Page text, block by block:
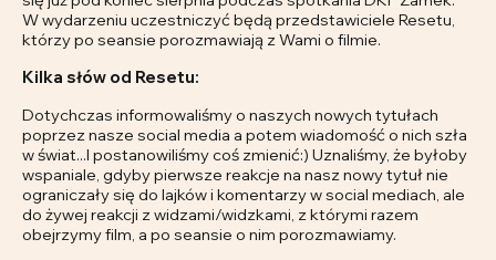
W wydarzeniu uczestniczyć będą przedstawiciele Resetu,
którzy po seansie porozmawiają z Wami o filmie.
Kilka słów od Resetu:
Dotychczas informowaliśmy o naszych nowych tytułach
poprzez nasze social media a potem wiadomość o nich szła
w świat...I postanowiliśmy coś zmienić:) Uznaliśmy, że byłoby
wspaniale, gdyby pierwsze reakcje na nasz nowy tytuł nie
ograniczały się do lajków i komentarzy w social mediach, ale
do żywej reakcji z widzami/widzkami, z którymi razem
obejrzymy film, a po seansie o nim porozmawiamy.